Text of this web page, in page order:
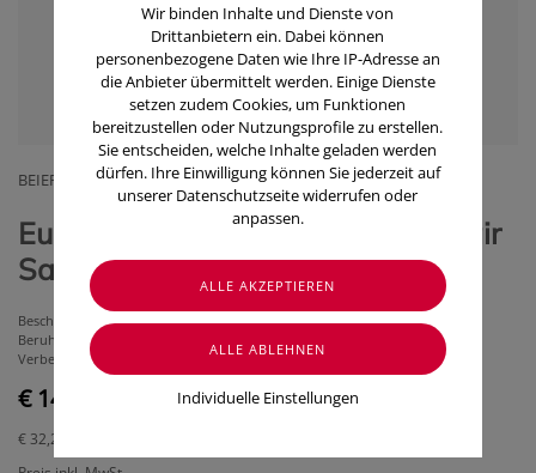
BEIERSDORF GMBH
Eucerin Aquaphor Protect & Repair
Salbe, 45ml
Beschleunigt Regeneration stark beanspruchter Haut
Beruhigt irritierte, rissige oder trockene Hautstellen
Verbessert Barrierefunktion der Haut
€ 14,50
€ 32,22
Wir binden Inhalte und Dienste von
Drittanbietern ein. Dabei können
personenbezogene Daten wie Ihre IP-Adresse an
die Anbieter übermittelt werden. Einige Dienste
setzen zudem Cookies, um Funktionen
bereitzustellen oder Nutzungsprofile zu erstellen.
Sie entscheiden, welche Inhalte geladen werden
dürfen. Ihre Einwilligung können Sie jederzeit auf
unserer Datenschutzseite widerrufen oder
anpassen.
Individuelle Einstellungen